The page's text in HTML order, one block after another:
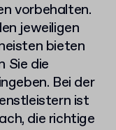
vorbehalten.
jeweiligen
bieten
Sie die
Bei der
ist
die richtige